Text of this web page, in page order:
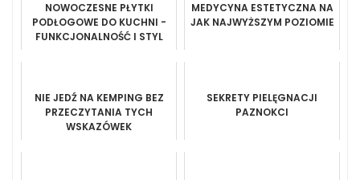
NOWOCZESNE PŁYTKI
PODŁOGOWE DO KUCHNI -
FUNKCJONALNOŚĆ I STYL
MEDYCYNA ESTETYCZNA NA
JAK NAJWYŻSZYM POZIOMIE
NIE JEDŹ NA KEMPING BEZ
PRZECZYTANIA TYCH
WSKAZÓWEK
SEKRETY PIELĘGNACJI
PAZNOKCI